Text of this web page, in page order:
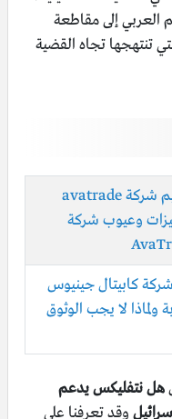
العربي إلى مقاطعة
تنتهجها تجاه القضية
تقييم شركة avatrade
وعيوب شركة
كابيتال جينيوس
ولماذا لا يجب الوثوق
هل نتفليكس يدعم
وقد تعرفنا على